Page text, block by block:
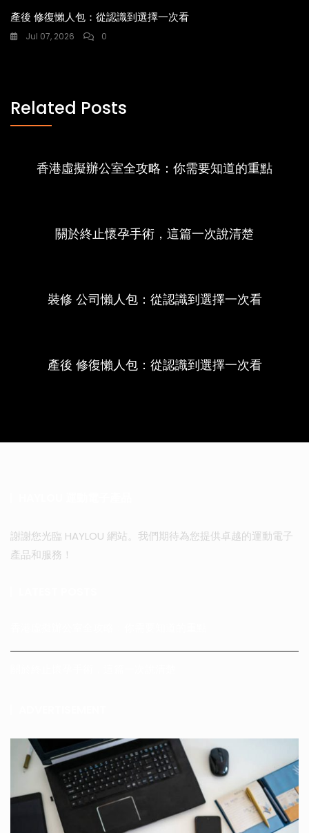
產後 修復懶人包：從認識到選擇一次看
Jul 07, 2026 0
Related Posts
香港虛擬辦公室全攻略：你需要知道的重點
關於終止懷孕手術，這篇一次說清楚
裝修 公司懶人包：從認識到選擇一次看
產後 修復懶人包：從認識到選擇一次看
謝謝您光臨 HAYLOU 網站。我們期待為您提供卓越的運動電子
產品和服務！